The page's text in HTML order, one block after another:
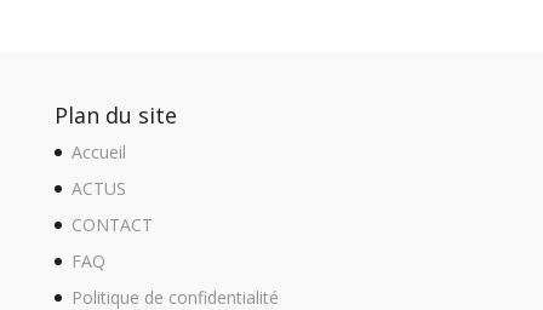
Plan du site
Accueil
ACTUS
CONTACT
FAQ
Politique de confidentialité